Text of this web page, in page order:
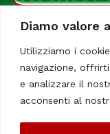
Diamo valore
Utilizziamo i
navigazione,
e analizzare il
acconsenti al
ItaliaChiamaItalia, il
Dedicato in
Tutti i diritti sono